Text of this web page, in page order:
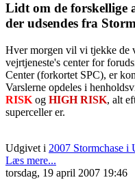
Lidt om de forskellige
der udsendes fra
Hver morgen vil vi tjekke de
vejrtjeneste's center for
Center (forkortet SPC), er
Varslerne opdeles i
RISK og HIGH RISK, alt
superceller er.
Udgivet i 2007 Stormchase i
Læs mere...
torsdag, 19 april 2007 19:46